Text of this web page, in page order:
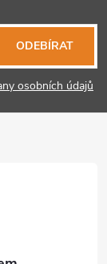
osobních údajů
ODEBÍRAT